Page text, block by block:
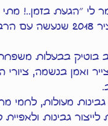
לי ״הגעת בזמן..!
ומזג לי יין ברוחב לב,
בוטיק בבעלות
ואמן בנשמה,
מעולות, לחמי
גבינות